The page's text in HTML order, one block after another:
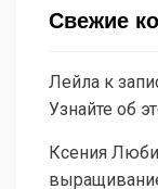
Свежие
Лейла к
Узнайте об
Ксения